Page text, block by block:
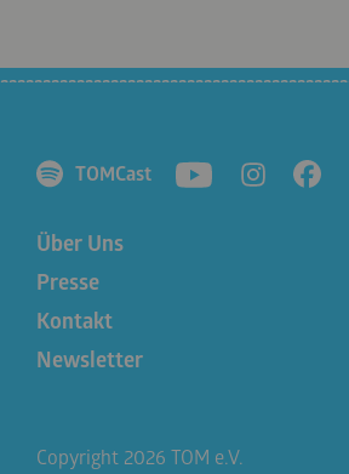
TOMCast
Über Uns
Presse
Kontakt
Newsletter
Copyright 2026 TOM e.V.